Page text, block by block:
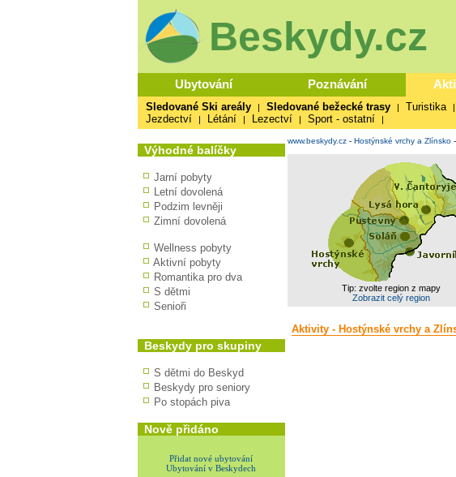
Beskydy.cz
Ubytování Poznávání
Sledované Ski areály | Sledované bežecké trasy | Turistika |
Jezdectví | Létání | Lezectví | Sport - ostatní |
Výhodné balíčky
Jarní pobyty
Letní dovolená
Podzim levněji
Zimní dovolená
Wellness pobyty
Aktivní pobyty
Romantika pro dva
S dětmi
Senioři
Beskydy pro skupiny
S dětmi do Beskyd
Beskydy pro seniory
Po stopách piva
Nově přidáno
Přidat nové ubytování
Ubytování v Beskydech
www.beskydy.cz- Hostýnské vrchy a Zlínsko-
Tip: zvolte region z mapy
Zobrazit celý region
Aktivity - Hostýnské vrchy a